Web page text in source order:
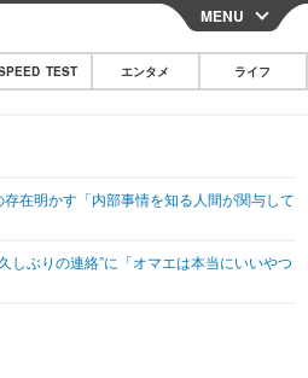
CLOSE
その他
MENU
TEST エンタメ ライフ
在明かす「内部事情を知る人間が関与して
しぶりの連絡”に「オマエは本当にいいやつ